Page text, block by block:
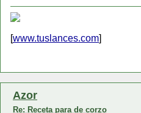
[www.tuslances.com]
Azor
Re: Receta para de corzo